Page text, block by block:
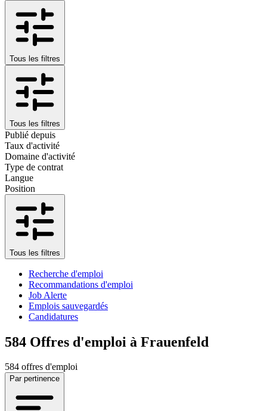
Tous les filtres
Tous les filtres
Publié depuis
Taux d'activité
Domaine d'activité
Type de contrat
Langue
Position
Tous les filtres
Recherche d'emploi
Recommandations d'emploi
Job Alerte
Emplois sauvegardés
Candidatures
584 Offres d'emploi à Frauenfeld
584 offres d'emploi
Par pertinence